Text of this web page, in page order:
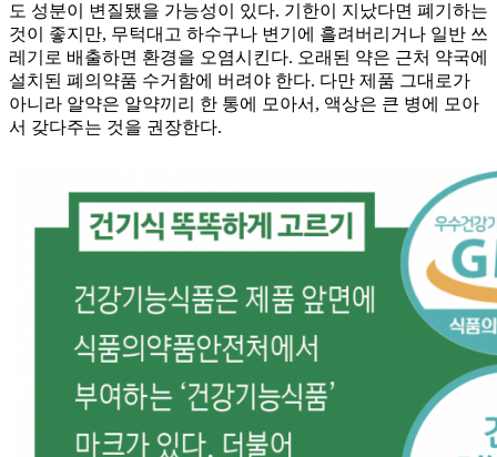
도 성분이 변질됐을 가능성이 있다. 기한이 지났다면 폐기하는
것이 좋지만, 무턱대고 하수구나 변기에 흘려버리거나 일반 쓰
레기로 배출하면 환경을 오염시킨다. 오래된 약은 근처 약국에
설치된 폐의약품 수거함에 버려야 한다. 다만 제품 그대로가
아니라 알약은 알약끼리 한 통에 모아서, 액상은 큰 병에 모아
서 갖다주는 것을 권장한다.